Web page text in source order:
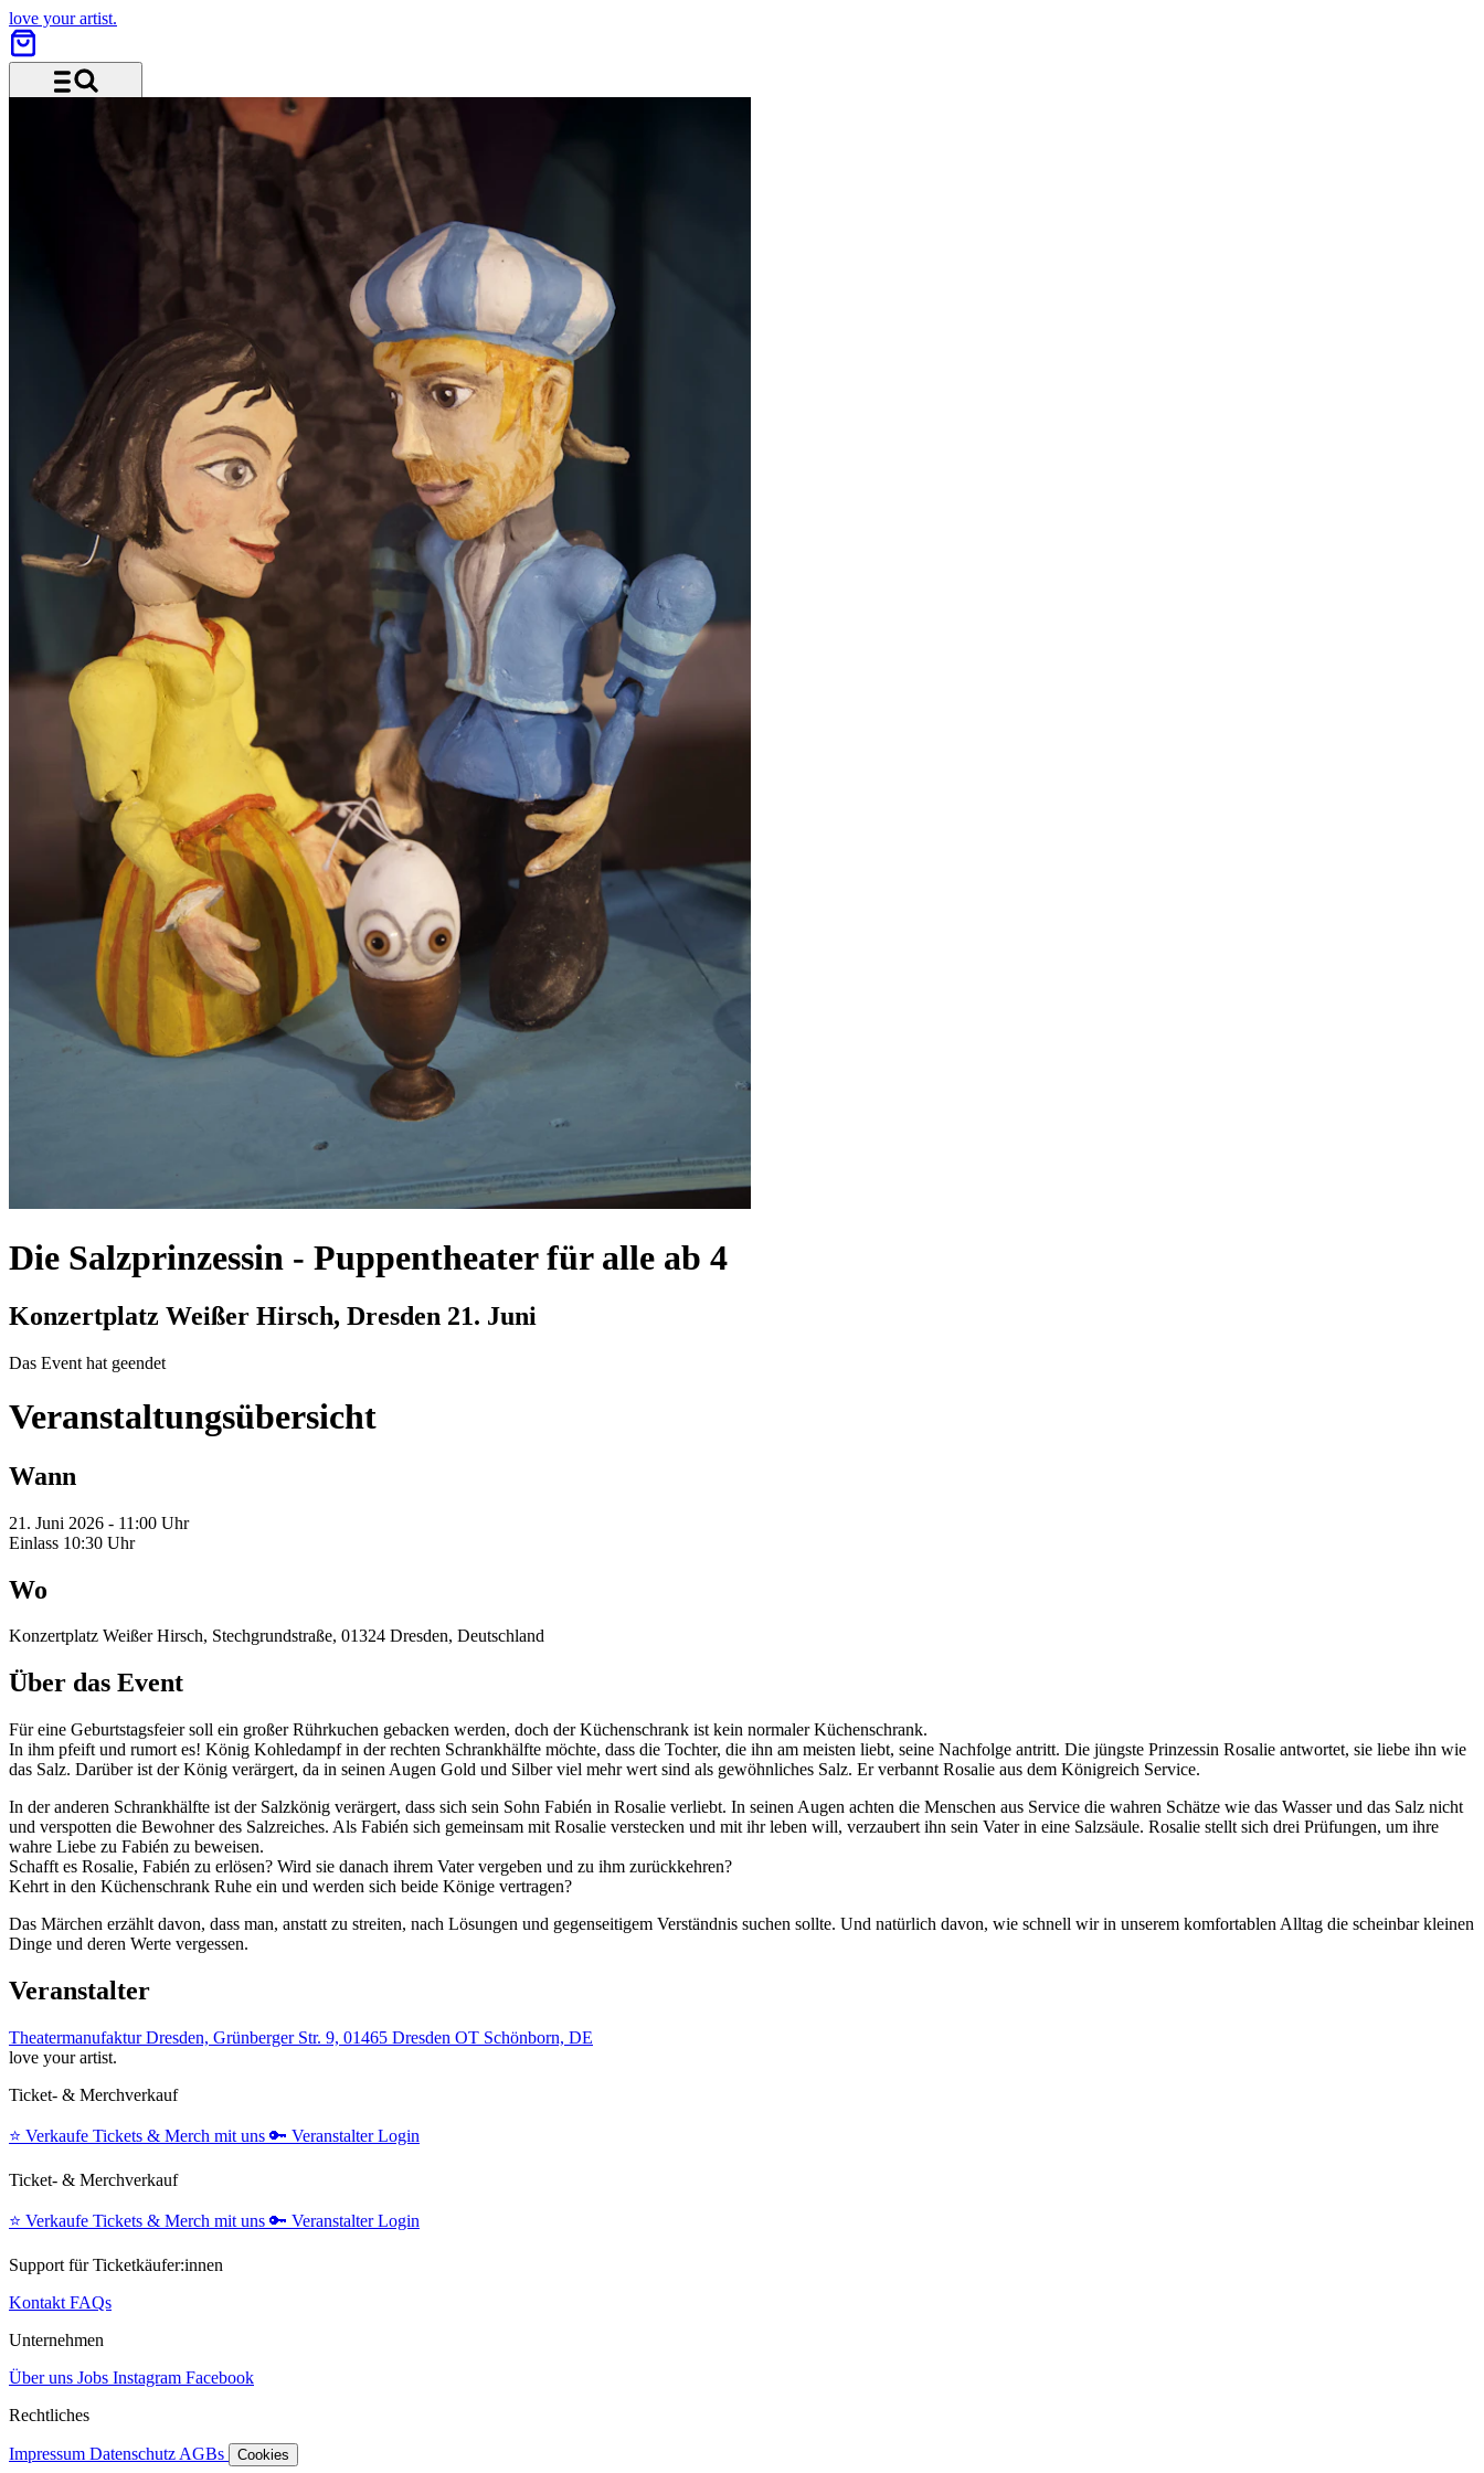
love your artist.
Die Salzprinzessin - Puppentheater für alle ab 4
Konzertplatz Weißer Hirsch, Dresden 21. Juni
Das Event hat geendet
Veranstaltungsübersicht
Wann
21. Juni 2026 - 11:00 Uhr
Einlass 10:30 Uhr
Wo
Konzertplatz Weißer Hirsch, Stechgrundstraße, 01324 Dresden, Deutschland
Über das Event
Für eine Geburtstagsfeier soll ein großer Rührkuchen gebacken werden, doch der Küchenschrank ist kein normaler Küchenschrank.
In ihm pfeift und rumort es! König Kohledampf in der rechten Schrankhälfte möchte, dass die Tochter, die ihn am meisten liebt, seine Nachfolge antritt. Die jüngste Prinzessin Rosalie antwortet, sie liebe ihn wie
das Salz. Darüber ist der König verärgert, da in seinen Augen Gold und Silber viel mehr wert sind als gewöhnliches Salz. Er verbannt Rosalie aus dem Königreich Service.
In der anderen Schrankhälfte ist der Salzkönig verärgert, dass sich sein Sohn Fabién in Rosalie verliebt. In seinen Augen achten die Menschen aus Service die wahren Schätze wie das Wasser und das Salz nicht
und verspotten die Bewohner des Salzreiches. Als Fabién sich gemeinsam mit Rosalie verstecken und mit ihr leben will, verzaubert ihn sein Vater in eine Salzsäule. Rosalie stellt sich drei Prüfungen, um ihre
wahre Liebe zu Fabién zu beweisen.
Schafft es Rosalie, Fabién zu erlösen? Wird sie danach ihrem Vater vergeben und zu ihm zurückkehren?
Kehrt in den Küchenschrank Ruhe ein und werden sich beide Könige vertragen?
Das Märchen erzählt davon, dass man, anstatt zu streiten, nach Lösungen und gegenseitigem Verständnis suchen sollte. Und natürlich davon, wie schnell wir in unserem komfortablen Alltag die scheinbar kleinen
Dinge und deren Werte vergessen.
Veranstalter
Theatermanufaktur Dresden, Grünberger Str. 9, 01465 Dresden OT Schönborn, DE
love your artist.
Ticket- & Merchverkauf
⭐️ Verkaufe Tickets & Merch mit uns 🔑 Veranstalter Login
Ticket- & Merchverkauf
⭐️ Verkaufe Tickets & Merch mit uns 🔑 Veranstalter Login
Support für Ticketkäufer:innen
Kontakt FAQs
Unternehmen
Über uns Jobs Instagram Facebook
Rechtliches
Impressum Datenschutz AGBs Cookies